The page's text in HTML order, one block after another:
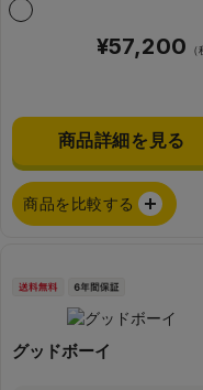
¥57,200
商品詳細を見る
商品を比較する
グッドボーイ